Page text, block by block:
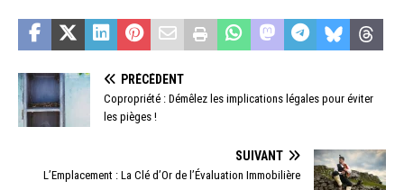
PRÉCÉDENT
Copropriété : Démêlez les implications légales pour éviter
les pièges !
SUIVANT
L’Emplacement : La Clé d’Or de l’Évaluation Immobilière